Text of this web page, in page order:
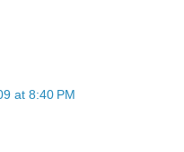
at 8:40 PM